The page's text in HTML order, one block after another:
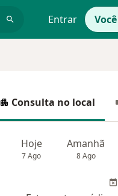
Entrar
Consulta no local
Consulta no local
Hoje
7 Ago
Amanhã
8 Ago